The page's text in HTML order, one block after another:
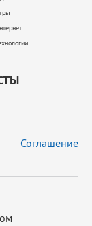
Соглашение